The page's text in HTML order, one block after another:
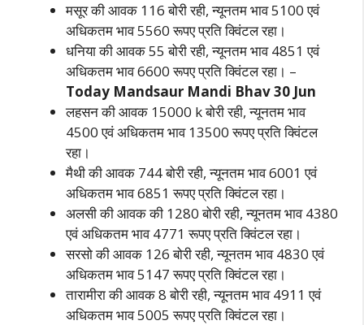
मसूर की आवक 116 बोरी रही, न्यूनतम भाव 5100 एवं
अधिकतम भाव 5560 रूपए प्रति क्विंटल रहा।
धनिया की आवक 55 बोरी रही, न्यूनतम भाव 4851 एवं
अधिकतम भाव 6600 रूपए प्रति क्विंटल रहा। –
Today Mandsaur Mandi B­hav 30 Jun
लहसन की आवक 15000 k बोरी रही, न्यूनतम भाव
4500 एवं अधिकतम भाव 13500 रूपए प्रति क्विंटल
रहा।
मैथी की आवक 744 बोरी रही, न्यूनतम भाव 6001 एवं
अधिकतम भाव 6851 रूपए प्रति क्विंटल रहा।
अलसी की आवक की 1280 बोरी रही, न्यूनतम भाव 4380
एवं अधिकतम भाव 4771 रूपए प्रति क्विंटल रहा।
सरसो की आवक 126 बोरी रही, न्यूनतम भाव 4830 एवं
अधिकतम भाव 5147 रूपए प्रति क्विंटल रहा।
तारामीरा की आवक 8 बोरी रही, न्यूनतम भाव 4911 एवं
अधिकतम भाव 5005 रूपए प्रति क्विंटल रहा।